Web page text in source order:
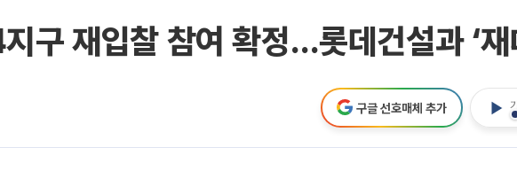
구 재입찰 참여 확정…롯데건설과 ‘재
구글 선호매체 추가